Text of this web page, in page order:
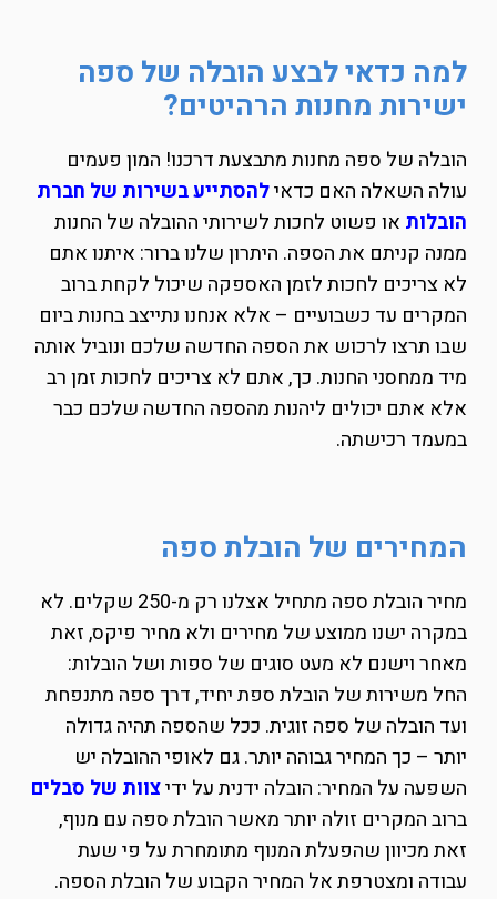
למה כדאי לבצע הובלה של ספה
ישירות מחנות הרהיטים?
הובלה של ספה מחנות מתבצעת דרכנו! המון פעמים
עולה השאלה האם כדאילהסתייע בשירות של חברת
הובלות או פשוט לחכות לשירותי ההובלה של החנות
ממנה קניתם את הספה. היתרון שלנו ברור: איתנו אתם
לא צריכים לחכות לזמן האספקה שיכול לקחת ברוב
המקרים עד כשבועיים – אלא אנחנו נתייצב בחנות ביום
שבו תרצו לרכוש את הספה החדשה שלכם ונוביל אותה
מיד ממחסני החנות. כך, אתם לא צריכים לחכות זמן רב
אלא אתם יכולים ליהנות מהספה החדשה שלכם כבר
במעמד רכישתה.
המחירים של הובלת ספה
מחיר הובלת ספה מתחיל אצלנו רק מ-250 שקלים. לא
במקרה ישנו ממוצע של מחירים ולא מחיר פיקס, זאת
מאחר וישנם לא מעט סוגים של ספות ושל הובלות:
החל משירות של הובלת ספת יחיד, דרך ספה מתנפחת
ועד הובלה של ספה זוגית. ככל שהספה תהיה גדולה
יותר – כך המחיר גבוהה יותר. גם לאופי ההובלה יש
השפעה על המחיר: הובלה ידנית על ידיצוות של סבלים
ברוב המקרים זולה יותר מאשר הובלת ספה עם מנוף,
זאת מכיוון שהפעלת המנוף מתומחרת על פי שעת
עבודה ומצטרפת אל המחיר הקבוע של הובלת הספה.